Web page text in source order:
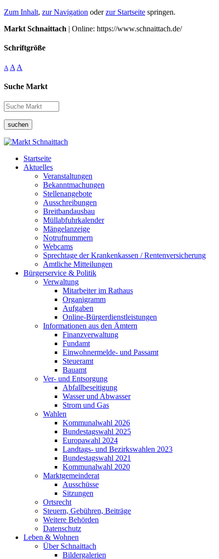
Zum Inhalt, zur Navigation oderzur Startseite springen.
Markt Schnaittach | Online: https://www.schnaittach.de/
Schriftgröße
A A A
Suche Markt
suchen
Startseite
Aktuelles
Veranstaltungen
Bekanntmachungen
Stellenangebote
Ausschreibungen
Breitbandausbau
Müllabfuhrkalender
Mängelanzeige
Notrufnummern
Webcams
Sprechtage der Krankenkassen / Rentenversicherung
Amtliche Mitteilungen
Bürgerservice & Politik
Verwaltung
Mitarbeiter im Rathaus
Organigramm
Aufgaben
Online-Bürgerdienstleistungen
Informationen aus den Ämtern
Finanzverwaltung
Fundamt
Einwohnermelde- und Passamt
Steueramt
Bauamt
Ver- und Entsorgung
Abfallbeseitigung
Wasser und Abwasser
Strom und Gas
Wahlen
Kommunalwahl 2026
Bundestagswahl 2025
Europawahl 2024
Landtags- und Bezirkswahlen 2023
Bundestagswahl 2021
Kommunalwahl 2020
Marktgemeinderat
Ausschüsse
Sitzungen
Ortsrecht
Steuern, Gebühren, Beiträge
Weitere Behörden
Datenschutz
Leben & Wohnen
Über Schnaittach
Bildergalerien